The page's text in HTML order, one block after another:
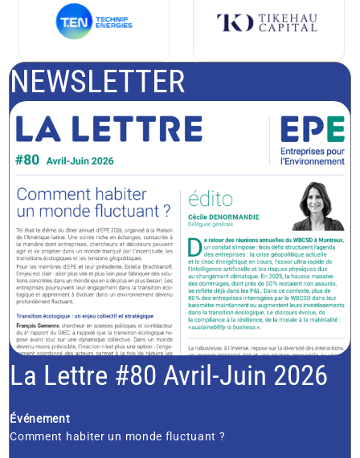
NEWSLETTER
La Lettre #80 Avril-Juin 2026
Événement
Comment habiter un monde fluctuant ?